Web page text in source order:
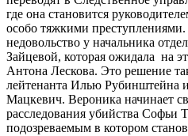
где она становится
особо тяжкими
недовольство у начальника
Зайцевой, которая ожидала на
Антона Лескова. Это решение
лейтенанта Илью Рубинштейна
Мацкевич. Вероника начинает
расследования убийства Софьи
подозреваемым в котором